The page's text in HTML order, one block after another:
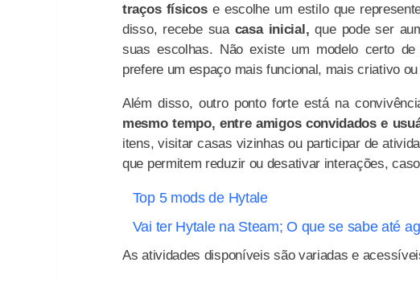
traços físicose escolhe um estilo que
disso, recebe suacasa inicial, que pode ser
suas escolhas. Não existe um modelo certo
prefere um espaço mais funcional, mais criativo
Além disso, outro ponto forte está na
mesmo tempo, entre amigos convidados e
itens, visitar casas vizinhas ou participar de
que permitem reduzir ou desativar interações,
Top 5 mods de Hytale
Vai ter Hytale na Steam; O que se sabe até
As atividades disponíveis são variadas e